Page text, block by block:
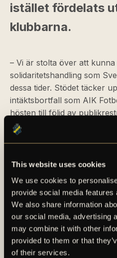
This website uses cookies
We use cookies to
provide social media
We also share information
our social media, advertising
may combine it with other
provided to them or that
of their services.
istället fördelats
klubbarna.
– Vi är stolta över att
solidaritetshandling som
dessa tider. Stödet täcker
intäktsbortfall som AIK
hösten till följd av
kommer väl till användning i
verksamheten, säger AIK